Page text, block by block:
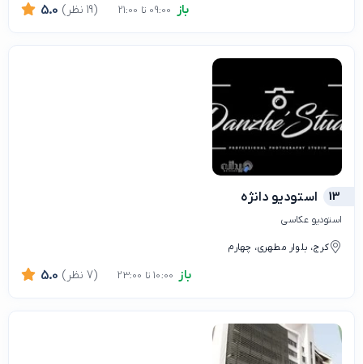
باز 5.0 (19 نظر)
13 استودیو دانژه
استودیو عکاسی
کرج، بلوار مطهری، چهارم
باز 5.0 (7 نظر)